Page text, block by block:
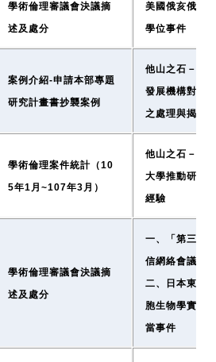
學術倫理審議會決議摘
述及處分
美國俄亥俄州
學位事件
案例介紹-申請本部專題
研究計畫書抄襲案例
他山之石－日
發展機構對研
之處理與揭露
學術倫理案件統計（10
5年1月~107年3月）
他山之石－日
大學推動研究
經驗
學術倫理審議會決議摘
述及處分
一、「第三屆
信網絡會議」
二、日本東京
胞生物學實驗
當事件